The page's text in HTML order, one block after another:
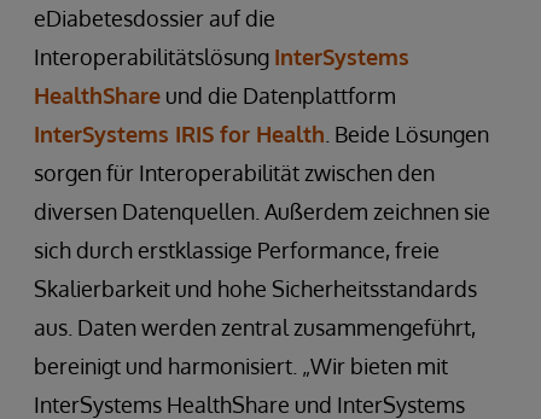
eDiabetesdossier auf die
Interoperabilitätslösung InterSystems
HealthShare und die Datenplattform
InterSystems IRIS for Health . Beide Lösungen
sorgen für Interoperabilität zwischen den
diversen Datenquellen. Außerdem zeichnen sie
sich durch erstklassige Performance, freie
Skalierbarkeit und hohe Sicherheitsstandards
aus. Daten werden zentral zusammengeführt,
bereinigt und harmonisiert. „Wir bieten mit
InterSystems HealthShare und InterSystems